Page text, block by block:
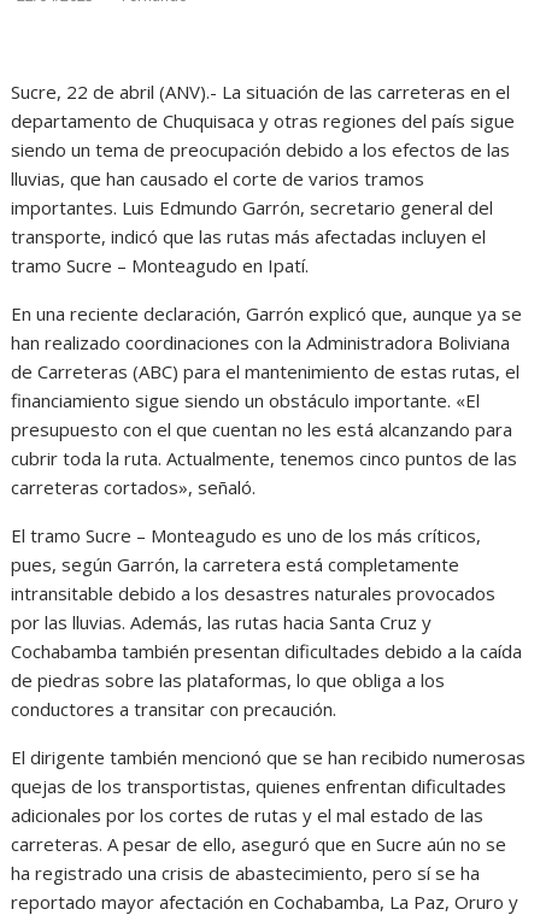
Sucre, 22 de abril (ANV).- La situación de las carreteras en el
departamento de Chuquisaca y otras regiones del país sigue
siendo un tema de preocupación debido a los efectos de las
lluvias, que han causado el corte de varios tramos
importantes. Luis Edmundo Garrón, secretario general del
transporte, indicó que las rutas más afectadas incluyen el
tramo Sucre – Monteagudo en Ipatí.
En una reciente declaración, Garrón explicó que, aunque ya se
han realizado coordinaciones con la Administradora Boliviana
de Carreteras (ABC) para el mantenimiento de estas rutas, el
financiamiento sigue siendo un obstáculo importante. «El
presupuesto con el que cuentan no les está alcanzando para
cubrir toda la ruta. Actualmente, tenemos cinco puntos de las
carreteras cortados», señaló.
El tramo Sucre – Monteagudo es uno de los más críticos,
pues, según Garrón, la carretera está completamente
intransitable debido a los desastres naturales provocados
por las lluvias. Además, las rutas hacia Santa Cruz y
Cochabamba también presentan dificultades debido a la caída
de piedras sobre las plataformas, lo que obliga a los
conductores a transitar con precaución.
El dirigente también mencionó que se han recibido numerosas
quejas de los transportistas, quienes enfrentan dificultades
adicionales por los cortes de rutas y el mal estado de las
carreteras. A pesar de ello, aseguró que en Sucre aún no se
ha registrado una crisis de abastecimiento, pero sí se ha
reportado mayor afectación en Cochabamba, La Paz, Oruro y